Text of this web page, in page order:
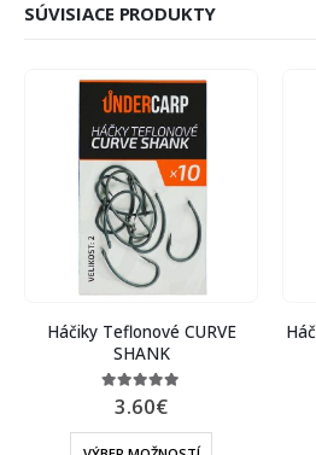
SÚVISIACE PRODUKTY
Háčiky Teflonové WIDE GAPE
4.753.60
VÝBER MOŽNOSTÍ